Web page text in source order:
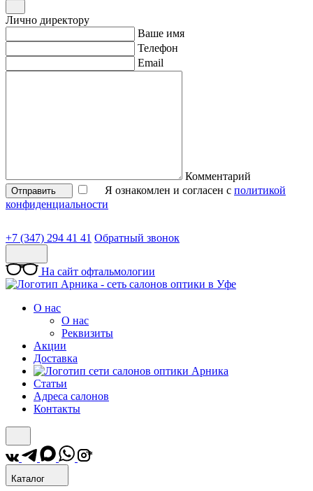
Лично директору
Ваше имя
Телефон
Email
Комментарий
Отправить Я ознакомлен и согласен с политикой
конфиденциальности
+7 (347) 294 41 41 Обратный звонок
На сайт офтальмологии
О нас
О нас
Реквизиты
Акции
Доставка
Статьи
Адреса салонов
Контакты
*
Каталог